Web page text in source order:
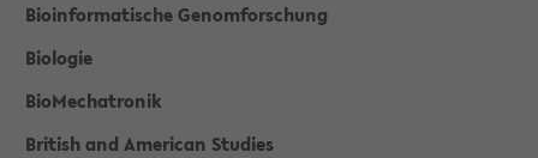
Bioinformatische Genomforschung
Biologie
BioMechatronik
British and American Studies